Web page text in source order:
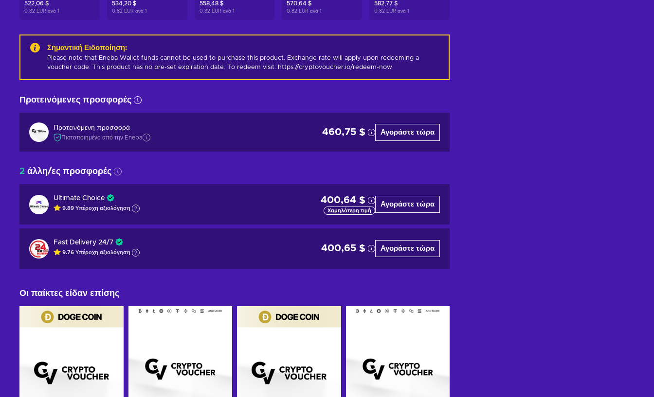
522,06 $
0.82 EUR ανά 1
534,20 $
0.82 EUR ανά 1
558,48 $
0.82 EUR ανά 1
570,64 $
0.82 EUR ανά1
582,77 $
0.82 EUR ανά1
Σημαντική Ειδοποίηση:
Please note that Eneba Wallet funds cannot be used to purchase this product. Exchange rate will apply upon redeeming a
voucher code. This product has no pre-set expiration date. To redeem visit: https://cryptovoucher.io/redeem-now
Προτεινόμενες προσφορές
Προτεινόμενη προσφορά
Πιστοποιημένο από την Eneba
460,75 $ Αγοράστε τώρα
2 άλλη/ες προσφορές
Ultimate Choice
9.89 Υπέροχη αξιολόγηση
400,64 $
Χαμηλότερη τιμή
Αγοράστε τώρα
Fast Delivery 24/7
9.76 Υπέροχη αξιολόγηση 400,65 $ Αγοράστε τώρα
Οι παίκτες είδαν επίσης